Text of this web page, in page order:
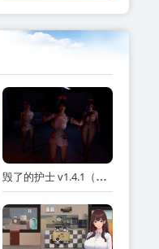
毁了的护士 v1.4.1（Ruined Nurse）免安装中文版